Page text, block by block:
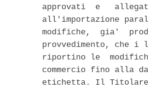
approvati  e
all'importazione
modifiche,  gia'
provvedimento, che
riportino le
commercio fino alla
etichetta. Il Titolare